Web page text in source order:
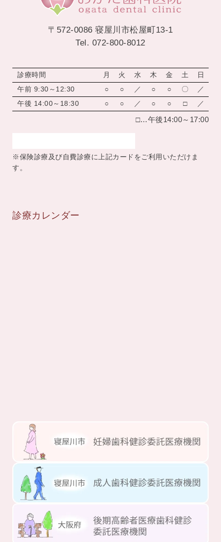
〒572-0086 寝屋川市松屋町13-1
Tel. 072-800-8012
診療時間 月 火 水 木 金 土
日
午前 9:30～12:30
○ ○ ／ ○ ○ 〇
／
午後 14:00～18:30
○ ○ ／ ○ ○ □ ／
□…午後14:00～17:00
※保険診療及び自費診療に上記カードをご利用いただけま
す。
診療カレンダー